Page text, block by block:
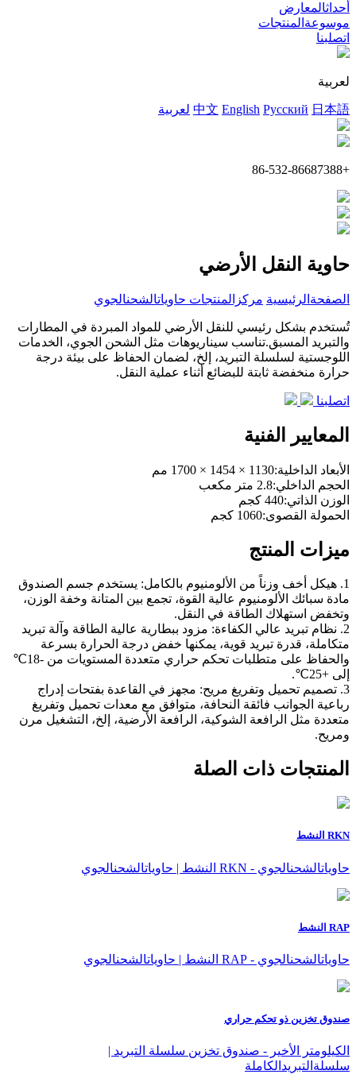
أحداثالمعارض
موسوعةالمنتجات
اتصلبنا
لعربية
中文 English Русский 日本語 لعربية
+86-532-86687388
حاوية النقل الأرضي
الصفحةالرئيسية مركزالمنتجات حاوياتالشحنالجوي
تُستخدم بشكل رئيسي للنقل الأرضي للمواد المبردة في المطارات
والتبريد المسبق.تناسب سيناريوهات مثل الشحن الجوي، الخدمات
اللوجستية لسلسلة التبريد، إلخ، لضمان الحفاظ على بيئة درجة
حرارة منخفضة ثابتة للبضائع أثناء عملية النقل.
اتصلبنا
المعايير الفنية
الأبعاد الداخلية:1130 × 1454 × 1700 مم
الحجم الداخلي:2.8 متر مكعب
الوزن الذاتي:440 كجم
الحمولة القصوى:1060 كجم
ميزات المنتج
1. هيكل أخف وزناً من الألومنيوم بالكامل: يستخدم جسم الصندوق
مادة سبائك الألومنيوم عالية القوة، تجمع بين المتانة وخفة الوزن،
وتخفض استهلاك الطاقة في النقل.
2. نظام تبريد عالي الكفاءة: مزود ببطارية عالية الطاقة وآلة تبريد
متكاملة، قدرة تبريد قوية، يمكنها خفض درجة الحرارة بسرعة
والحفاظ على متطلبات تحكم حراري متعددة المستويات من -18℃
إلى +25℃.
3. تصميم تحميل وتفريغ مريح: مجهز في القاعدة بفتحات إدراج
رباعية الجوانب فائقة النحافة، متوافق مع معدات تحميل وتفريغ
متعددة مثل الرافعة الشوكية، الرافعة الأرضية، إلخ، التشغيل مرن
ومريح.
المنتجات ذات الصلة
RKN النشط
حاوياتالشحنالجوي - RKN النشط | حاوياتالشحنالجوي
RAP النشط
حاوياتالشحنالجوي - RAP النشط | حاوياتالشحنالجوي
صندوق تخزين ذو تحكم حراري
الكيلومتر الأخير - صندوق تخزين سلسلة التبريد |
سلسلةالتبريدالكاملة